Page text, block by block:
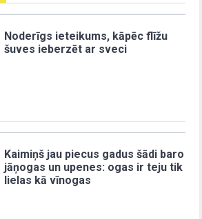
Noderīgs ieteikums, kāpēc flīžu
šuves ieberzēt ar sveci
Kaimiņš jau piecus gadus šādi baro
jāņogas un upenes: ogas ir teju tik
lielas kā vīnogas